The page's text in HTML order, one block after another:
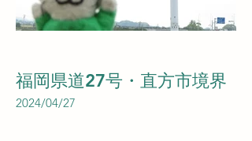
福岡県道27号・直方市境界
2024/04/27